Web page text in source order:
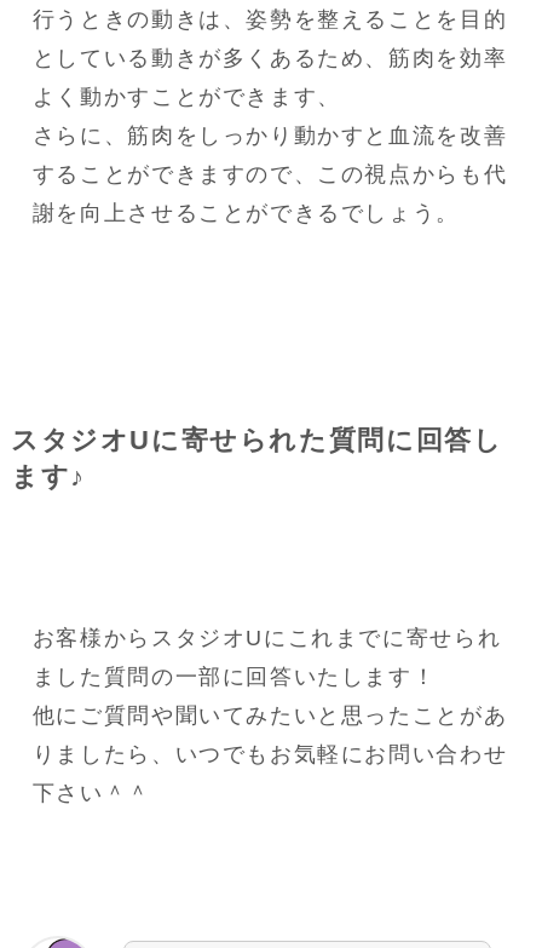
行うときの動きは、姿勢を整えることを目的
としている動きが多くあるため、筋肉を効率
よく動かすことができます、
さらに、筋肉をしっかり動かすと血流を改善
することができますので、この視点からも代
謝を向上させることができるでしょう。
スタジオUに寄せられた質問に回答し
ます♪
お客様からスタジオUにこれまでに寄せられ
ました質問の一部に回答いたします！
他にご質問や聞いてみたいと思ったことがあ
りましたら、いつでもお気軽にお問い合わせ
下さい＾＾